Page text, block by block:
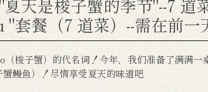
夏天是梭子蟹的季节"--7 道
套餐（7 道菜）--需在前一
（梭子蟹）的代名词！今年，我们准备了满满一
鳗鱼）！尽情享受夏天的味道吧